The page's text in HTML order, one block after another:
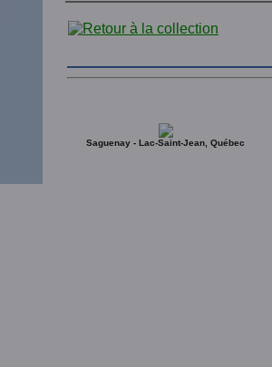
Saguenay - Lac-Saint-Jean, Québec